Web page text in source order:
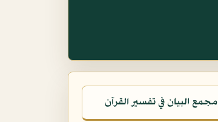
مجمع البيان في تفسير القرآن